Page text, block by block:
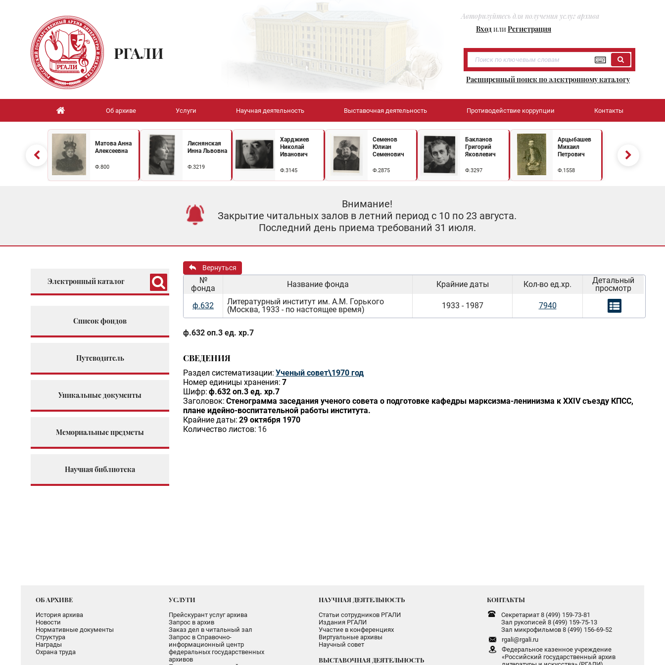
Авторизуйтесь для получения услуг архива
ВходилиРегистрация
РГАЛИ
Расширенный поиск по электронному каталогу
Об архиве Услуги Научная деятельность Выставочная деятельность Противодействие коррупции Контакты
Матова Анна
Алексеевна
Ф.800
Лиснянская
Инна Львовна
Ф.3219
Харджиев
Николай
Иванович
Ф.3145
Семенов
Юлиан
Семенович
Ф.2875
Бакланов
Григорий
Яковлевич
Ф.3297
Арцыбашев
Михаил
Петрович
Ф.1558
Внимание!
Закрытие читальных залов в летний период с 10 по 23 августа.
Последний день приема требований 31 июля.
Электронный каталог
Список фондов
Путеводитель
Уникальные документы
Мемориальные предметы
Научная библиотека
Вернуться
№
фонда
Название фонда Крайние даты Кол-во ед.хр.
Детальный
просмотр
ф.632
Литературный институт им. А.М. Горького
(Москва, 1933 - по настоящее время)
1933 - 1987 7940
ф.632 оп.3 ед. хр.7
СВЕДЕНИЯ
Раздел систематизации: Ученый совет\1970 год
Номер единицы хранения: 7
Шифр: ф.632 оп.3 ед. хр.7
Заголовок: Стенограмма заседания ученого совета о подготовке кафедры марксизма-ленинизма к XXIV съезду КПСС,
плане идейно-воспитательной работы института.
Крайние даты: 29 октября 1970
Количество листов: 16
ОБ АРХИВЕ
История архива
Новости
Нормативные документы
Структура
Награды
Охрана труда
УСЛУГИ
Прейскурант услуг архива
Запрос в архив
Заказ дел в читальный зал
Запрос в Справочно-
информационный центр
федеральных государственных
архивов
НАУЧНАЯ ДЕЯТЕЛЬНОСТЬ
Статьи сотрудников РГАЛИ
Издания РГАЛИ
Участие в конференциях
Виртуальные архивы
Научный совет
ВЫСТАВОЧНАЯ ДЕЯТЕЛЬНОСТЬ
КОНТАКТЫ
Секретариат 8 (499) 159-73-81
Зал рукописей 8 (499) 159-75-13
Зал микрофильмов 8 (499) 156-69-52
rgali@rgali.ru
Федеральное казенное учреждение
«Российский государственный архив